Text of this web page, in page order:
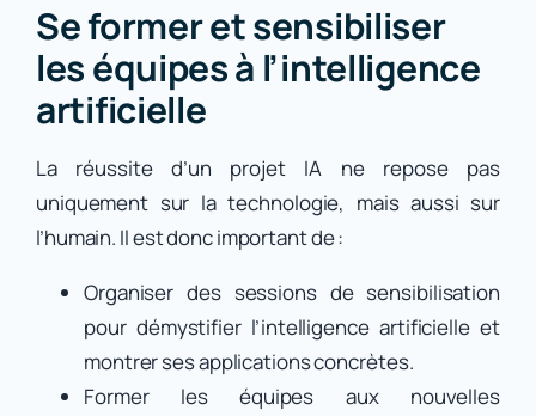
Se former et sensibiliser
les équipes à l’intelligence
artificielle
La réussite d’un projet IA ne repose pas
uniquement sur la technologie, mais aussi sur
l’humain. Il est donc important de :
Organiser des sessions de sensibilisation
pour démystifier l’intelligence artificielle et
montrer ses applications concrètes.
Former les équipes aux nouvelles